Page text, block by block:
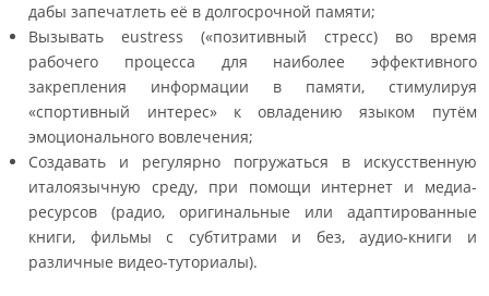
дабы запечатлеть её в долгосрочной памяти;
Вызывать eustress («позитивный стресс) во время
рабочего процесса для наиболее эффективного
закрепления информации в памяти, стимулируя
«спортивный интерес» к овладению языком путём
эмоционального вовлечения;
Создавать и регулярно погружаться в искусственную
италоязычную среду, при помощи интернет и медиа-
ресурсов (радио, оригинальные или адаптированные
книги, фильмы с субтитрами и без, аудио-книги и
различные видео-туториалы).